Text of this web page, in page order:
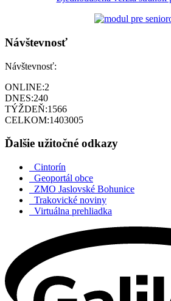
Návštevnosť
Návštevnosť:
ONLINE:2
DNES:240
TÝŽDEŇ:1566
CELKOM:1403005
Ďalšie užitočné odkazy
Cintorín
Geoportál obce
ZMO Jaslovské Bohunice
Trakovické noviny
Virtuálna prehliadka